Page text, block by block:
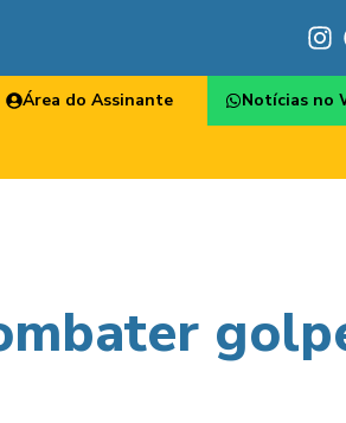
Área do Assinante Notícias no